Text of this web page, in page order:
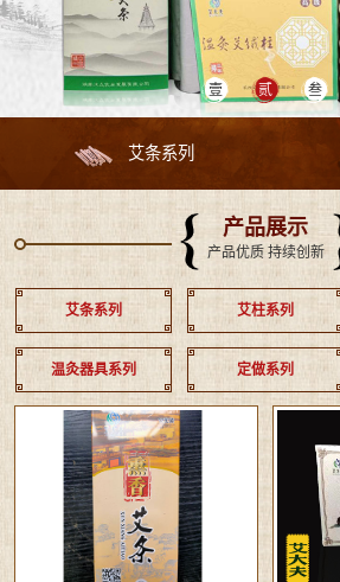
艾条系列
产品展示
产品优质 持续创新
艾条系列 艾柱系列
温灸器具系列 定做系列